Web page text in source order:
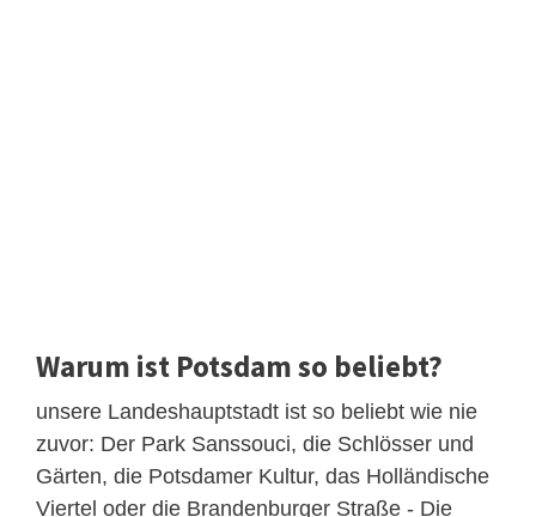
Warum ist Potsdam so beliebt?
unsere Landeshauptstadt ist so beliebt wie nie
zuvor: Der Park Sanssouci, die Schlösser und
Gärten, die Potsdamer Kultur, das Holländische
Viertel oder die Brandenburger Straße - Die